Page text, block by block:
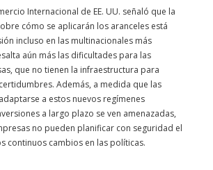
Internacional de EE. UU. señaló que la
cómo se aplicarán los aranceles está
incluso en las multinacionales más
aún más las dificultades para las
que no tienen la infraestructura para
Además, a medida que las
a estos nuevos regímenes
a largo plazo se ven amenazadas,
no pueden planificar con seguridad el
continuos cambios en las políticas.